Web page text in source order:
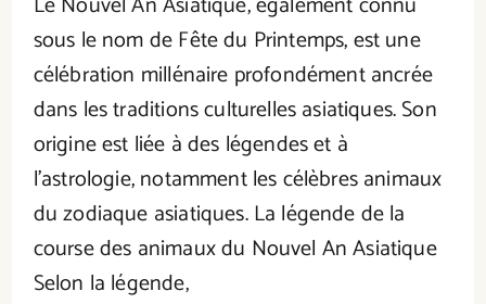
sous le nom de Fête du Printemps, est une
célébration millénaire profondément ancrée
dans les traditions culturelles asiatiques. Son
origine est liée à des légendes et à
l’astrologie, notamment les célèbres animaux
du zodiaque asiatiques. La légende de la
course des animaux du Nouvel An Asiatique
Selon la légende,